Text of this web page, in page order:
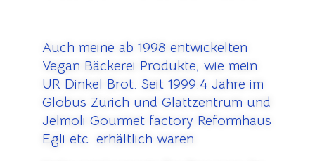
Auch meine ab 1998 entwickelten
Vegan Bäckerei Produkte, wie mein
UR Dinkel Brot. Seit 1999.4 Jahre im
Globus Zürich und Glattzentrum und
Jelmoli Gourmet factory Reformhaus
Egli etc. erhältlich waren.